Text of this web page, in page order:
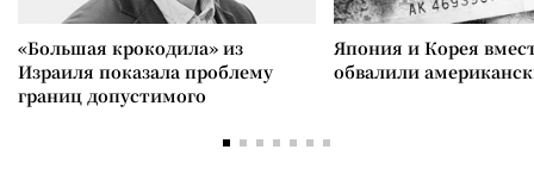
«Большая крокодила» из
Израиля показала проблему
границ допустимого
Япония и Корея
обвалили